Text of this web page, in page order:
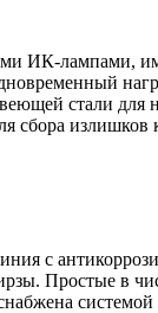
ИК-лампами,
стали для
сбора излишков
с
Простые в